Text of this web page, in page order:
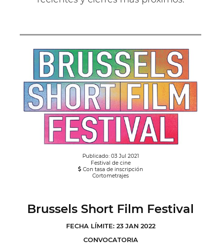
Publicado: 03 Jul 2021
Festival de cine
Con tasa de inscripción
Cortometrajes
Brussels Short Film Festival
FECHA LÍMITE: 23 JAN 2022
CONVOCATORIA